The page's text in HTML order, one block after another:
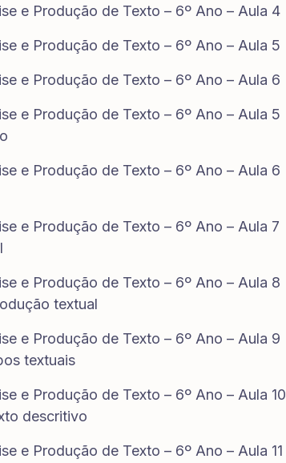
e Produção de Texto – 6º Ano – Aula 4
e Produção de Texto – 6º Ano – Aula 5
e Produção de Texto – 6º Ano – Aula 6
e Produção de Texto – 6º Ano – Aula 5
e Produção de Texto – 6º Ano – Aula 6
e Produção de Texto – 6º Ano – Aula 7
e Produção de Texto – 6º Ano – Aula 8
textual
e Produção de Texto – 6º Ano – Aula 9
textuais
e Produção de Texto – 6º Ano – Aula 10
descritivo
e Produção de Texto – 6º Ano – Aula 11